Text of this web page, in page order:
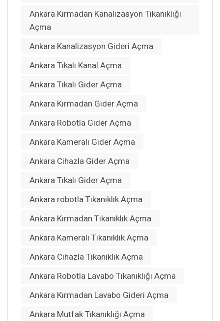
Ankara Kırmadan Kanalizasyon Tıkanıklığı
Açma
Ankara Kanalizasyon Gideri Açma
Ankara Tıkalı Kanal Açma
Ankara Tıkalı Gider Açma
Ankara Kırmadan Gider Açma
Ankara Robotla Gider Açma
Ankara Kameralı Gider Açma
Ankara Cihazla Gider Açma
Ankara Tıkalı Gider Açma
Ankara robotla Tıkanıklık Açma
Ankara Kırmadan Tıkanıklık Açma
Ankara Kameralı Tıkanıklık Açma
Ankara Cihazla Tıkanıklık Açma
Ankara Robotla Lavabo Tıkanıklığı Açma
Ankara Kırmadan Lavabo Gideri Açma
Ankara Mutfak Tıkanıklığı Açma